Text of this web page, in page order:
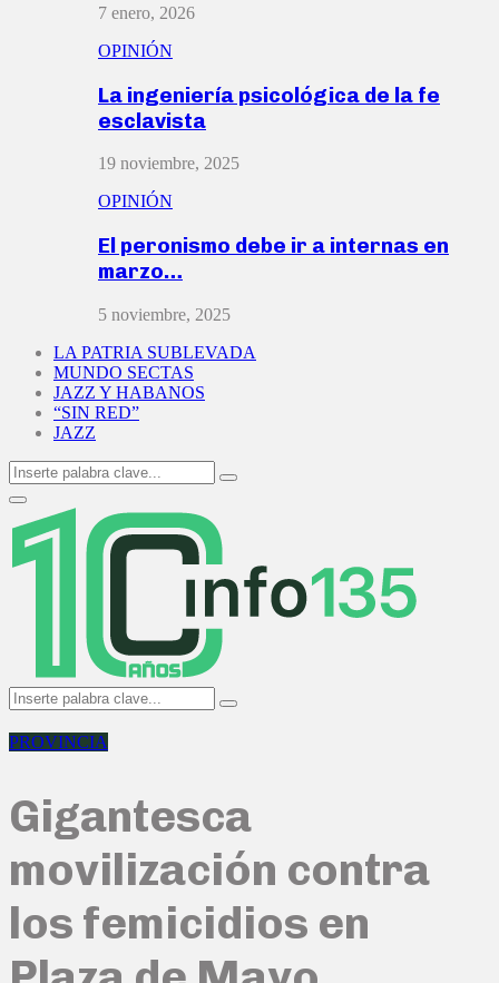
7 enero, 2026
OPINIÓN
La ingeniería psicológica de la fe
esclavista
19 noviembre, 2025
OPINIÓN
El peronismo debe ir a internas en
marzo…
5 noviembre, 2025
LA PATRIA SUBLEVADA
MUNDO SECTAS
JAZZ Y HABANOS
“SIN RED”
JAZZ
Search
for:
Search
Primary
Menu
Search
for:
Search
PROVINCIA
Gigantesca
movilización contra
los femicidios en